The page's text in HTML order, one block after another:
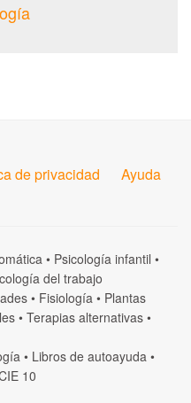
de privacidad
Ayuda
• Psicología infantil •
del trabajo
• Fisiología • Plantas
• Terapias alternativas •
• Libros de autoayuda •
10